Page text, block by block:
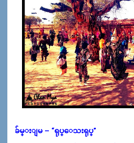
ခ်မ္​းျမ – “ရုပ္​​ေသးရုပ္​”